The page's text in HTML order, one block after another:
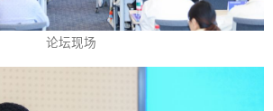
论坛现场